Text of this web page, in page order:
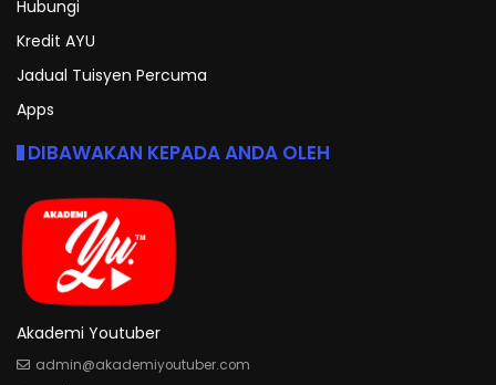
Hubungi
Kredit AYU
Jadual Tuisyen Percuma
Apps
DIBAWAKAN KEPADA ANDA OLEH
Akademi Youtuber
admin@akademiyoutuber.com